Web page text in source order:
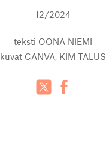
12/2024
teksti OONA NIEMI
kuvat CANVA, KIM TALUS